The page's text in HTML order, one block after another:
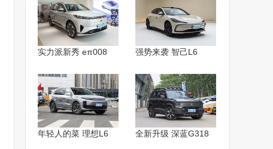
实力派新秀 eπ008 强势来袭 智己L6
年轻人的菜 理想L6 全新升级 深蓝G318